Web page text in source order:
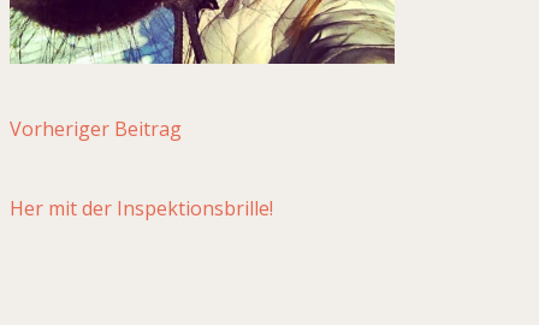
Vorheriger Beitrag
Her mit der Inspektionsbrille!